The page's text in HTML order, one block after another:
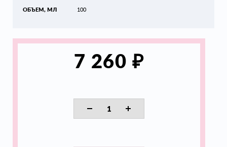
ОБЪЕМ, МЛ 100
7 260 ₽